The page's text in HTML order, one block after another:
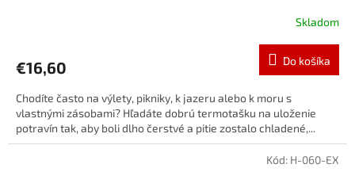
Skladom
€16,60 Do košíka
Chodíte často na výlety, pikniky, k jazeru alebo k moru s
vlastnými zásobami? Hľadáte dobrú termotašku na uloženie
potravín tak, aby boli dlho čerstvé a pitie zostalo chladené,...
Kód: H-060-EX